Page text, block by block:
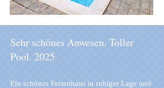
Sehr schönes Anwesen. Toller
Pool. 2025
Ein schönes Ferienhaus in ruhiger Lage und